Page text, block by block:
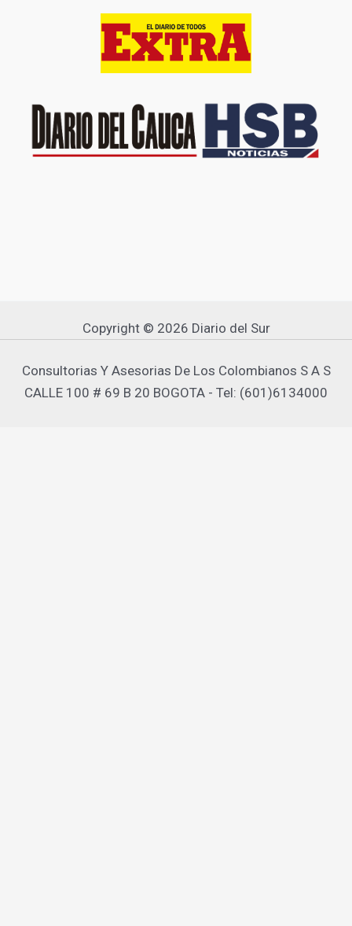
Copyright © 2026 Diario del Sur
Consultorias Y Asesorias De Los Colombianos S A S
CALLE 100 # 69 B 20 BOGOTA - Tel: (601)6134000